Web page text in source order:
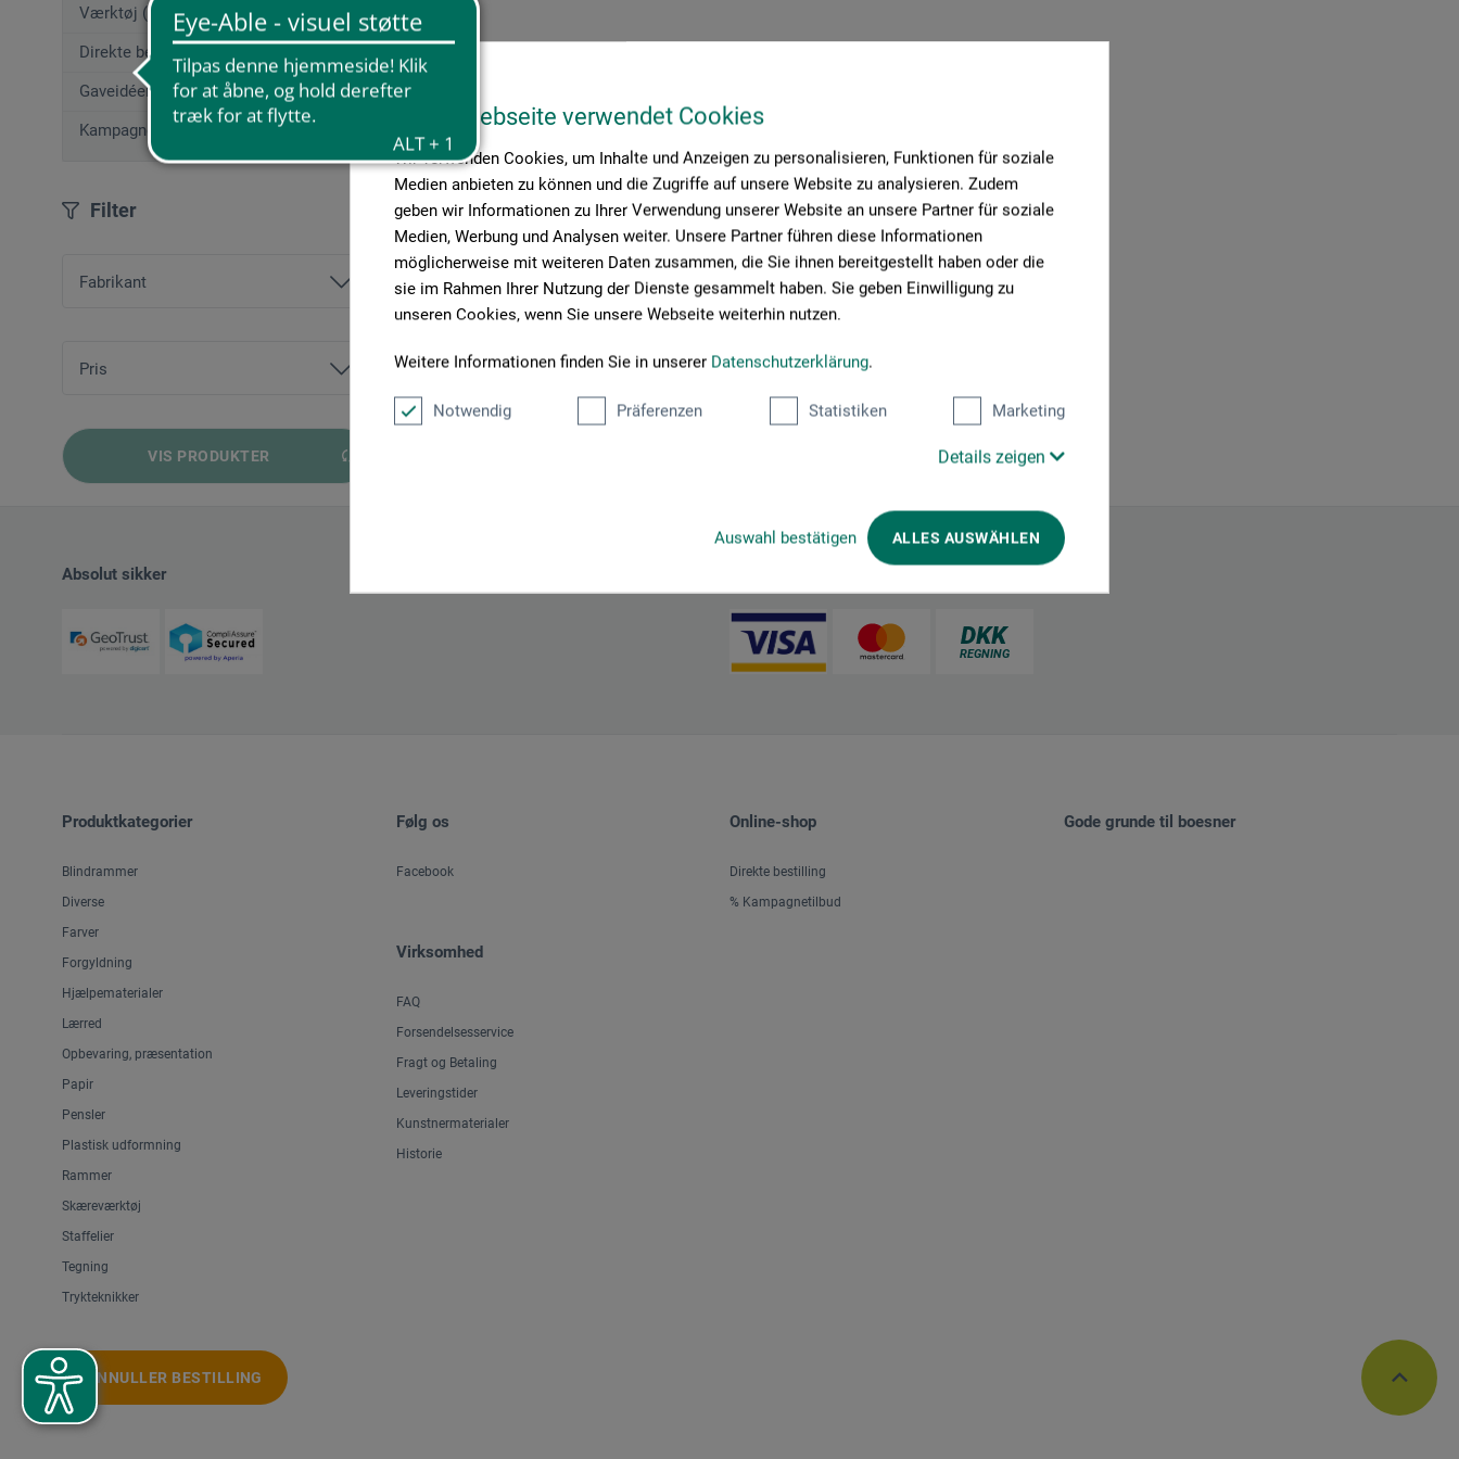
Diese Webseite verwendet Cookies
Wir verwenden Cookies, um Inhalte und Anzeigen zu personalisieren, Funktionen für soziale
Medien anbieten zu können und die Zugriffe auf unsere Website zu analysieren. Zudem
geben wir Informationen zu Ihrer Verwendung unserer Website an unsere Partner für soziale
Medien, Werbung und Analysen weiter. Unsere Partner führen diese Informationen
möglicherweise mit weiteren Daten zusammen, die Sie ihnen bereitgestellt haben oder die
sie im Rahmen Ihrer Nutzung der Dienste gesammelt haben. Sie geben Einwilligung zu
unseren Cookies, wenn Sie unsere Webseite weiterhin nutzen.
Weitere Informationen finden Sie in unserer Datenschutzerklärung.
Notwendig Präferenzen Statistiken Marketing
Details zeigen
Auswahl bestätigen ALLES AUSWÄHLEN
Værktøj (50)
Direkte bestilling
Gaveidéer (12)
Kampagnetilbud
Filter
Fabrikant
Pris
VIS PRODUKTER
Absolut sikker
Produktkategorier
Blindrammer
Diverse
Farver
Forgyldning
Hjælpematerialer
Lærred
Opbevaring, præsentation
Papir
Pensler
Plastisk udformning
Rammer
Skæreværktøj
Staffelier
Tegning
Trykteknikker
ANNULLER BESTILLING
Følg os
Facebook
Virksomhed
FAQ
Forsendelsesservice
Fragt og Betaling
Leveringstider
Kunstnermaterialer
Historie
Online-shop
Direkte bestilling
% Kampagnetilbud
Gode grunde til boesner